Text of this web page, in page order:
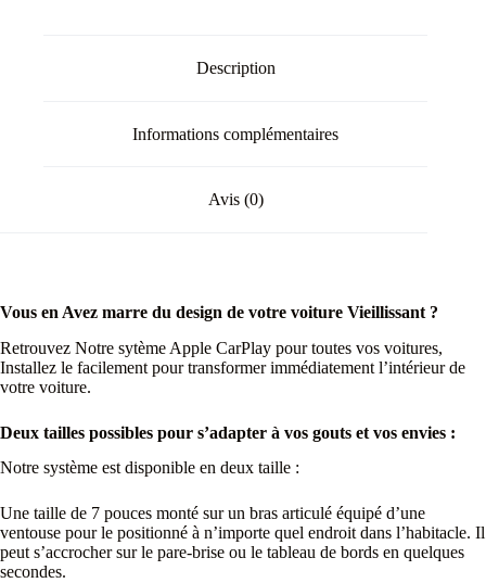
Description
Informations complémentaires
Avis (0)
Vous en Avez marre du design de votre voiture Vieillissant ?
Retrouvez Notre sytème Apple CarPlay pour toutes vos voitures,
Installez le facilement pour transformer immédiatement l’intérieur de
votre voiture.
Deux tailles possibles pour s’adapter à vos gouts et vos envies :
Notre système est disponible en deux taille :
Une taille de 7 pouces monté sur un bras articulé équipé d’une
ventouse pour le positionné à n’importe quel endroit dans l’habitacle. Il
peut s’accrocher sur le pare-brise ou le tableau de bords en quelques
secondes.